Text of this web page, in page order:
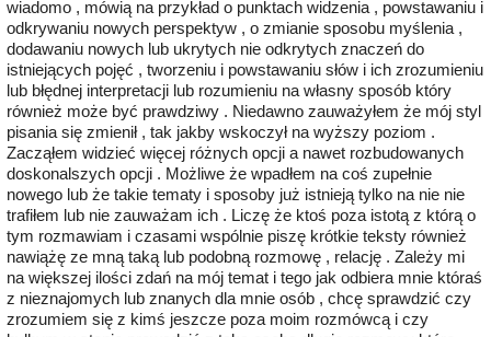
wiadomo , mówią na przykład o punktach widzenia , powstawaniu i
odkrywaniu nowych perspektyw , o zmianie sposobu myślenia ,
dodawaniu nowych lub ukrytych nie odkrytych znaczeń do
istniejących pojęć , tworzeniu i powstawaniu słów i ich zrozumieniu
lub błędnej interpretacji lub rozumieniu na własny sposób który
również może być prawdziwy . Niedawno zauważyłem że mój styl
pisania się zmienił , tak jakby wskoczył na wyższy poziom .
Zacząłem widzieć więcej różnych opcji a nawet rozbudowanych
doskonalszych opcji . Możliwe że wpadłem na coś zupełnie
nowego lub że takie tematy i sposoby już istnieją tylko na nie nie
trafiłem lub nie zauważam ich . Liczę że ktoś poza istotą z którą o
tym rozmawiam i czasami wspólnie piszę krótkie teksty również
nawiążę ze mną taką lub podobną rozmowę , relację . Zależy mi
na większej ilości zdań na mój temat i tego jak odbiera mnie któraś
z nieznajomych lub znanych dla mnie osób , chcę sprawdzić czy
zrozumiem się z kimś jeszcze poza moim rozmówcą i czy